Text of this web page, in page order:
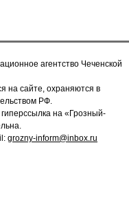
агентство Чеченской
на сайте, охраняются в
РФ.
на «Грозный-
grozny-inform@inbox.ru